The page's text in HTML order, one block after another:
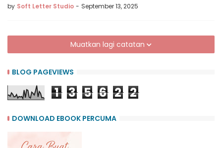
by Soft Letter Studio - September 13, 2025
Muatkan lagi catatan
BLOG PAGEVIEWS
1 3 5 6 2 2
DOWNLOAD EBOOK PERCUMA